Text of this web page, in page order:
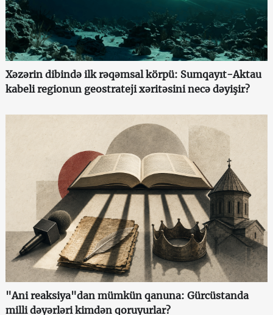
Xəzərin dibində ilk rəqəmsal körpü: Sumqayıt-Aktau
kabeli regionun geostrateji xəritəsini necə dəyişir?
"Ani reaksiya"dan mümkün qanuna: Gürcüstanda
milli dəyərləri kimdən qoruyurlar?